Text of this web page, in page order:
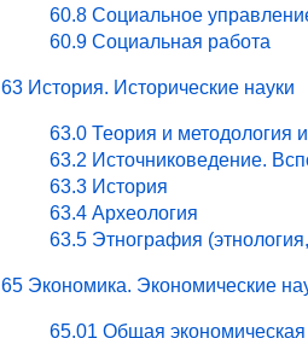
60.8 Социальное
60.9 Социальная работа
63 История. Исторические науки
63.0 Теория и методология
63.2 Источниковедение.
63.3 История
63.4 Археология
63.5 Этнография
65 Экономика. Экономические
65.01 Общая экономическая